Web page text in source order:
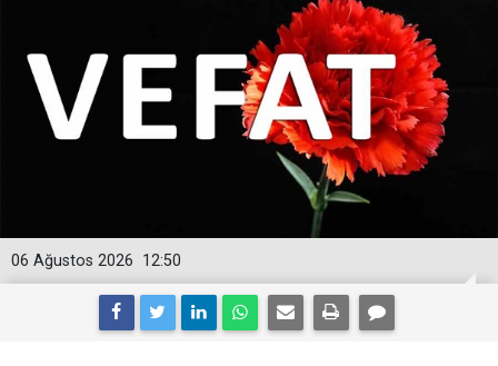
12:50
06 Ağustos 2026